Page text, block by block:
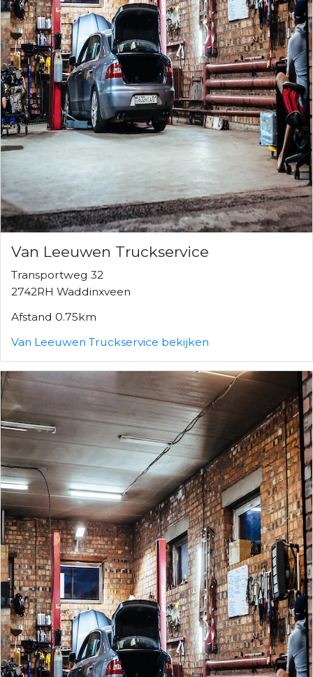
Van Leeuwen Truckservice
Transportweg 32
2742RH Waddinxveen
Afstand 0.75km
Van Leeuwen Truckservice bekijken